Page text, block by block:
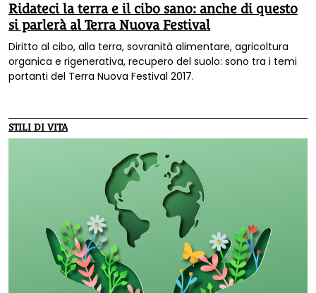
Ridateci la terra e il cibo sano: anche di questo
si parlerà al Terra Nuova Festival
Diritto al cibo, alla terra, sovranità alimentare, agricoltura
organica e rigenerativa, recupero del suolo: sono tra i temi
portanti del Terra Nuova Festival 2017.
STILI DI VITA